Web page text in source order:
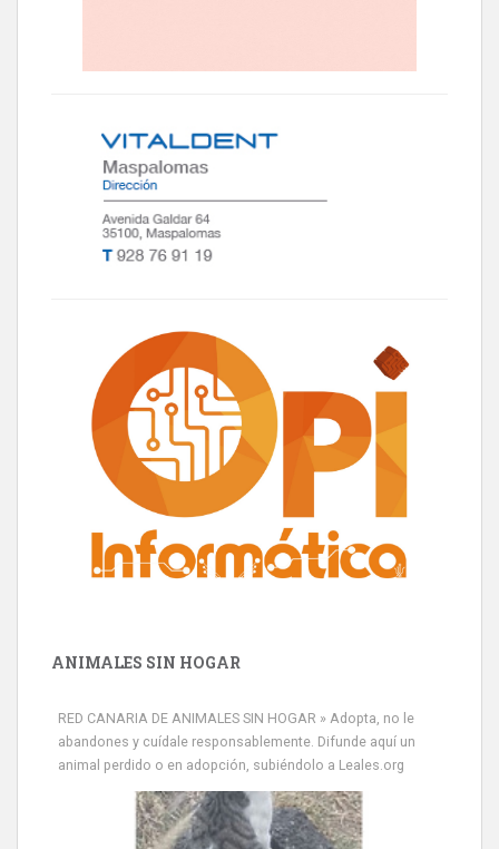
ANIMALES SIN HOGAR
RED CANARIA DE ANIMALES SIN HOGAR » Adopta, no le
abandones y cuídale responsablemente. Difunde aquí un
animal perdido o en adopción, subiéndolo a Leales.org